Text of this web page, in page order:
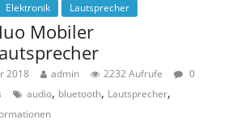
Elektronik Lautsprecher
Mobiler
2018 admin 2232 Aufrufe
0
audio, bluetooth, Lautsprecher,